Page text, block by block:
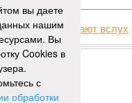
вы даете
нашим
Вы
Cookies в
с
обработки